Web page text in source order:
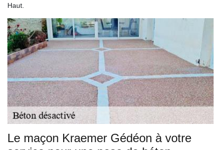
Haut.
Le maçon Kraemer Gédéon à votre